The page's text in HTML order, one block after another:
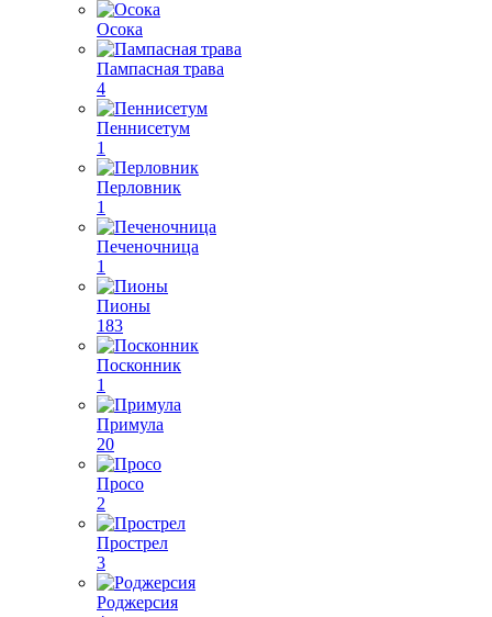
Осока
Пампасная трава
4
Пеннисетум
1
Перловник
1
Печеночница
1
Пионы
183
Посконник
1
Примула
20
Просо
2
Прострел
3
Роджерсия